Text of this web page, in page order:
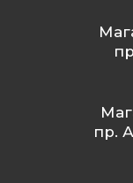
пр.